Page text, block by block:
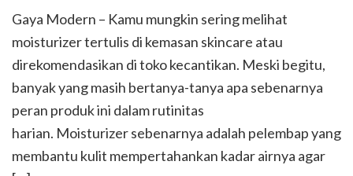
Gaya Modern – Kamu mungkin sering melihat
moisturizer tertulis di kemasan skincare atau
direkomendasikan di toko kecantikan. Meski begitu,
banyak yang masih bertanya-tanya apa sebenarnya
peran produk ini dalam rutinitas
harian. Moisturizer sebenarnya adalah pelembap yang
membantu kulit mempertahankan kadar airnya agar